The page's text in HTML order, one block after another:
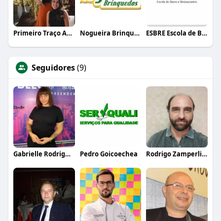
Primeiro Traço Arquitetura Nogueira Brinquedos ESBRE Escola de Bares e Restaurantes
Seguidores(9)
Gabrielle Rodrigues Pedro Goicoechea Rodrigo Zamperlini